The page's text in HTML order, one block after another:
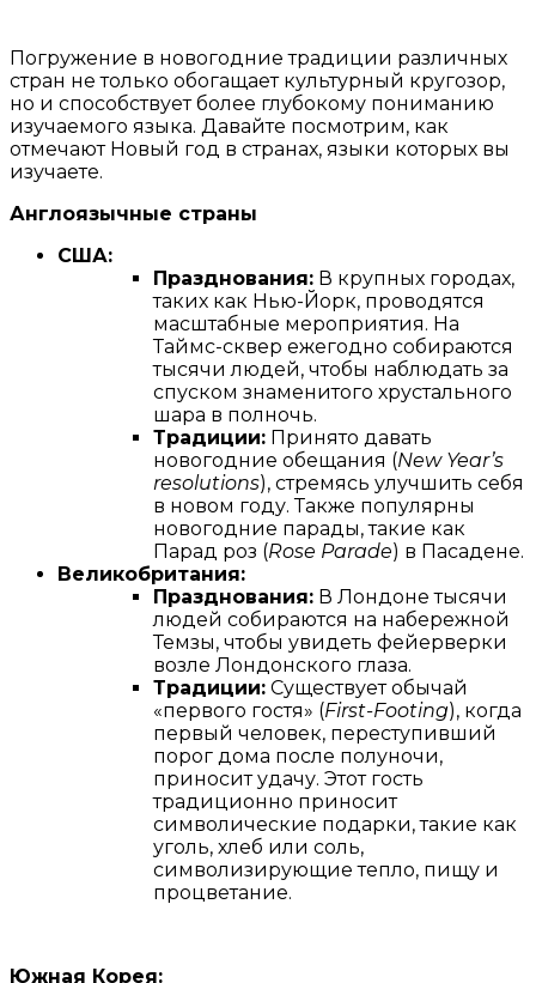
Погружение в новогодние традиции различных
стран не только обогащает культурный кругозор,
но и способствует более глубокому пониманию
изучаемого языка. Давайте посмотрим, как
отмечают Новый год в странах, языки которых вы
изучаете.
Англоязычные страны
США:
Празднования: В крупных городах,
таких как Нью-Йорк, проводятся
масштабные мероприятия. На
Таймс-сквер ежегодно собираются
тысячи людей, чтобы наблюдать за
спуском знаменитого хрустального
шара в полночь.
Традиции: Принято давать
новогодние обещания (New Year’s
resolutions), стремясь улучшить себя
в новом году. Также популярны
новогодние парады, такие как
Парад роз (Rose Parade) в Пасадене.
Великобритания:
Празднования: В Лондоне тысячи
людей собираются на набережной
Темзы, чтобы увидеть фейерверки
возле Лондонского глаза.
Традиции: Существует обычай
«первого гостя» (First-Footing), когда
первый человек, переступивший
порог дома после полуночи,
приносит удачу. Этот гость
традиционно приносит
символические подарки, такие как
уголь, хлеб или соль,
символизирующие тепло, пищу и
процветание.
Южная Корея: